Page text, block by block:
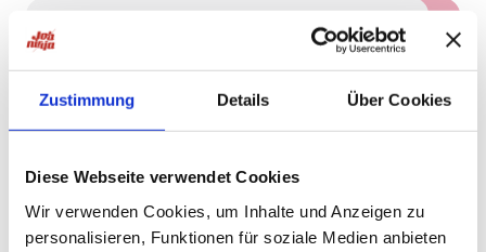
Zustimmung Details Über Cookies
Diese Webseite verwendet Cookies
Wir verwenden Cookies, um Inhalte und Anzeigen zu
personalisieren, Funktionen für soziale Medien anbieten
Bienstädt
Oberarzt Gefäßchirurgie Thüringen
(m/w/d) | Gefäßzentrum im
Neu!
5 Tagen